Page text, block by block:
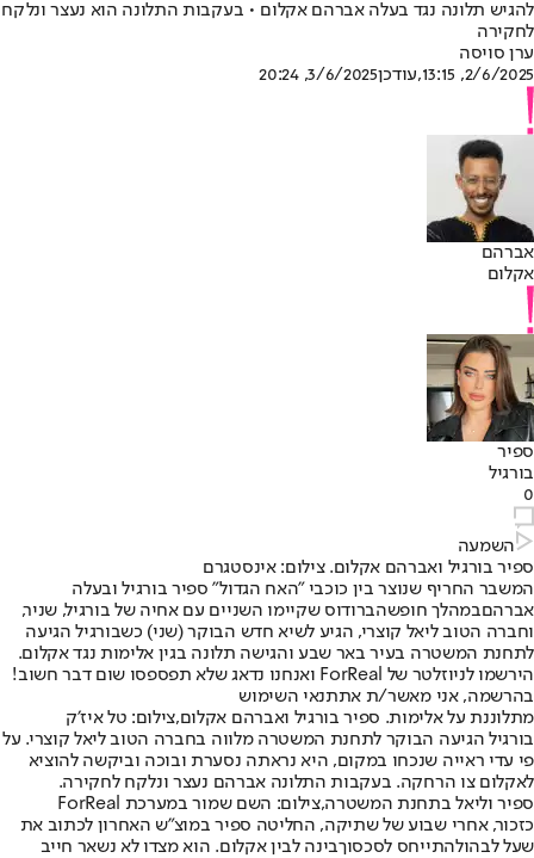
להגיש תלונה נגד בעלה אברהם אקלום • בעקבות התלונה הוא נעצר ונלקח
לחקירה
ערן סויסה
2/6/2025, 13:15
,עודכן3/6/2025, 20:24
אברהם
אקלום
ספיר
בורגיל
0
השמעה
ספיר בורגיל ואברהם אקלום. צילום: אינסטגרם
המשבר החריף שנוצר בין כוכבי "האח הגדול" ספיר בורגיל ובעלה
אברהםבמהלך חופשהברודוס שקיימו השניים עם אחיה של בורגיל, שניר,
וחברה הטוב ליאל קוצרי, הגיע לשיא חדש הבוקר (שני) כשבורגיל הגיעה
לתחנת המשטרה בעיר באר שבע והגישה תלונה בגין אלימות נגד אקלום.
הירשמו לניוזלטר של ForReal ואנחנו נדאג שלא תפספסו שום דבר חשוב!
בהרשמה, אני מאשר/ת אתתנאי השימוש
מתלוננת על אלימות. ספיר בורגיל ואברהם אקלום,צילום: טל איז׳ק
בורגיל הגיעה הבוקר לתחנת המשטרה מלווה בחברה הטוב ליאל קוצרי. על
פי עדי ראייה שנכחו במקום, היא נראתה נסערת ובוכה וביקשה להוציא
לאקלום צו הרחקה. בעקבות התלונה אברהם נעצר ונלקח לחקירה.
ספיר וליאל בתחנת המשטרה,צילום: השם שמור במערכת ForReal
כזכור, אחרי שבוע של שתיקה, החליטה ספיר במוצ"ש האחרון לכתוב את
שעל לבהולהתייחס לסכסוךבינה לבין אקלום. הוא מצדו לא נשאר חייב